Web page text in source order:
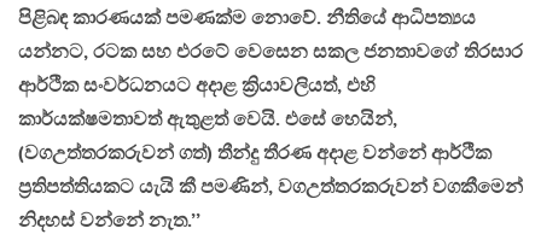
පිළිබඳ කාරණයක් පමණක්ම නොවේ. නීතියේ ආධිපත්‍යය
යන්නට, රටක සහ එරටේ වෙසෙන සකල ජනතාවගේ තිරසාර
ආර්ථික සංවර්ධනයට අදාළ ක්‍රියාවලියත්, එහි
කාර්යක්ෂමතාවත් ඇතුළත් වෙයි. එසේ හෙයින්,
(වගඋත්තරකරුවන් ගත්) තීන්දු තීරණ අදාළ වන්නේ ආර්ථික
ප්‍රතිපත්තියකට යැයි කී පමණින්, වගඋත්තරකරුවන් වගකීමෙන්
නිදහස් වන්නේ නැත.’’